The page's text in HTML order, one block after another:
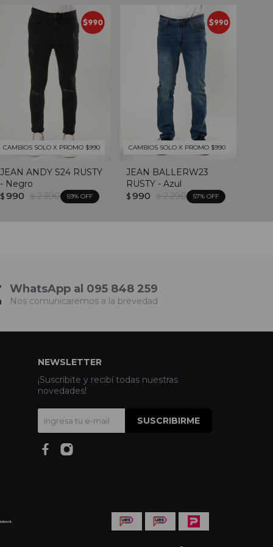
CAMBIOS SOLO X PROMO $990
JEAN ANDY S24 RUSTY
- Negro
$ 990 $ 2.390 59
CAMBIOS SOLO X PROMO $990
JEAN BALLERW23
RUSTY - Azul
$ 990 $ 2.290 57
WhatsApp al 095 848 259
Nos comunicaremos a la brevedad
NEWSLETTER
¡Suscribite y recibí todas nuestras
novedades!
SUSCRIBIRME